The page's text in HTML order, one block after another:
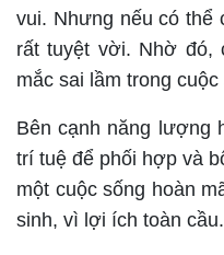
vui. Nhưng nếu có thể
rất tuyệt vời. Nhờ đó,
mắc sai lầm trong cuộc
Bên cạnh năng lượng
trí tuệ để phối hợp và
một cuộc sống hoàn
sinh, vì lợi ích toàn cầu.